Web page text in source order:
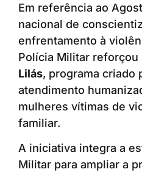
Em referência ao
nacional de
enfrentamento à
Polícia Militar reforçou
Lilás, programa criado
atendimento
mulheres vítimas de
familiar.
A iniciativa integra a
Militar para ampliar a